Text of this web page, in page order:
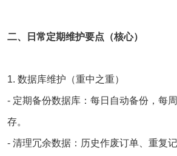
二、日常定期维护要点（核心）
1. 数据库维护（重中之重）
- 定期备份数据库：每日自动备份，每
存。
- 清理冗余数据：历史作废订单、重复